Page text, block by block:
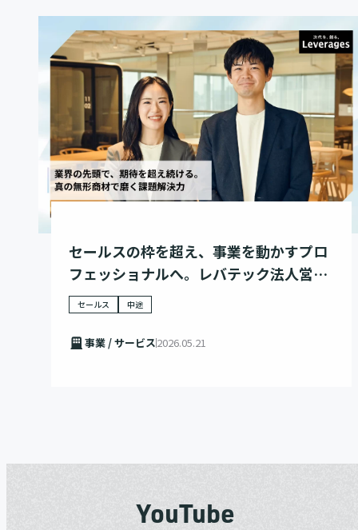
セールスの枠を超え、事業を動かすプロ
フェッショナルへ。レバテック法人営業
のキャリアに迫る
セールス 中途
事業 / サービス2026.05.21
YouTube